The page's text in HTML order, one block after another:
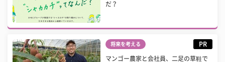
だ？
将来を考える PR
マンゴー農家と会社員、二足の草鞋で